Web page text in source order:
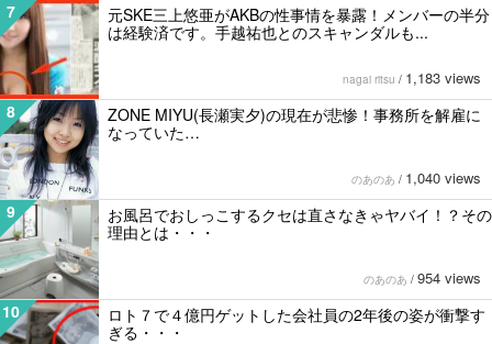
7
元SKE三上悠亜がAKBの性事情を暴露！メンバーの半分
は経験済です。手越祐也とのスキャンダルも...
nagai ritsu / 1,183 views
8
ZONE MIYU(長瀬実夕)の現在が悲惨！事務所を解雇に
なっていた…
のあのあ / 1,040 views
9
お風呂でおしっこするクセは直さなきゃヤバイ！？その
理由とは・・・
のあのあ / 954 views
10
ロト７で４億円ゲットした会社員の2年後の姿が衝撃す
ぎる・・・